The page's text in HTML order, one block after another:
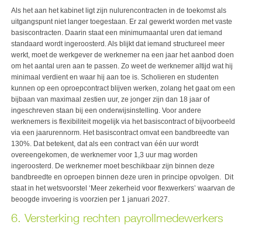
Als het aan het kabinet ligt zijn nulurencontracten in de toekomst als
uitgangspunt niet langer toegestaan. Er zal gewerkt worden met vaste
basiscontracten. Daarin staat een minimumaantal uren dat iemand
standaard wordt ingeroosterd. Als blijkt dat iemand structureel meer
werkt, moet de werkgever de werknemer na een jaar het aanbod doen
om het aantal uren aan te passen. Zo weet de werknemer altijd wat hij
minimaal verdient en waar hij aan toe is. Scholieren en studenten
kunnen op een oproepcontract blijven werken, zolang het gaat om een
bijbaan van maximaal zestien uur, ze jonger zijn dan 18 jaar of
ingeschreven staan bij een onderwijsinstelling. Voor andere
werknemers is flexibiliteit mogelijk via het basiscontract of bijvoorbeeld
via een jaarurennorm. Het basiscontract omvat een bandbreedte van
130%. Dat betekent, dat als een contract van één uur wordt
overeengekomen, de werknemer voor 1,3 uur mag worden
ingeroosterd. De werknemer moet beschikbaar zijn binnen deze
bandbreedte en oproepen binnen deze uren in principe opvolgen. Dit
staat in het wetsvoorstel ‘Meer zekerheid voor flexwerkers’ waarvan de
beoogde invoering is voorzien per 1 januari 2027.
6. Versterking rechten payrollmedewerkers